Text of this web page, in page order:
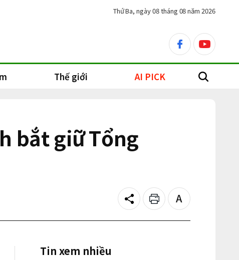
facebookyoutube
Thứ Ba, ngày 08 tháng 08 năm 2026
Thế giới AI PICK search
bắt giữ Tổng
Share Print
Text
size
Tin xem nhiều